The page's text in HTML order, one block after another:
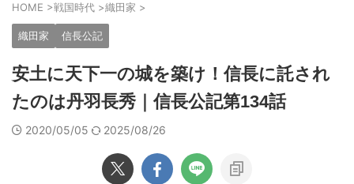
HOME >戦国時代 >織田家 >
織田家 信長公記
安土に天下一の城を築け！信長に託され
たのは丹羽長秀｜信長公記第134話
2020/05/05 2025/08/26